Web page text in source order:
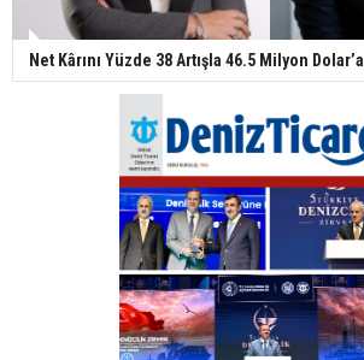
Net Kârını Yüzde 38 Artışla 46.5 Milyon